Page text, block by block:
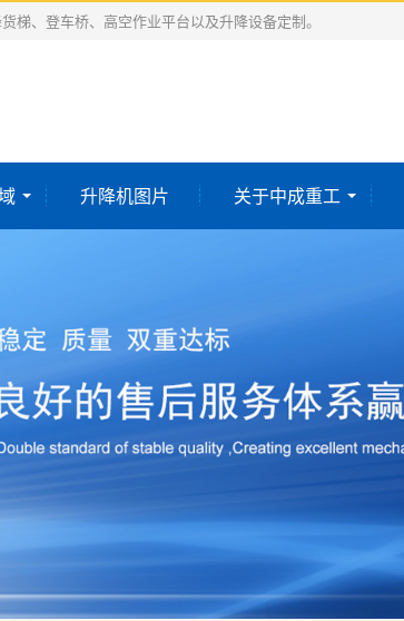
、登车桥、高空作业平台以及升降设备定制。
升降机图片 关于中成重工